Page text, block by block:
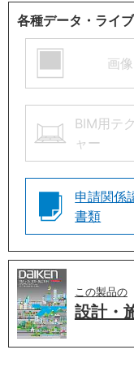
各種データ・ライ
画像
BIM用テ
ャー
申請関係
書類
この製品の
設計・